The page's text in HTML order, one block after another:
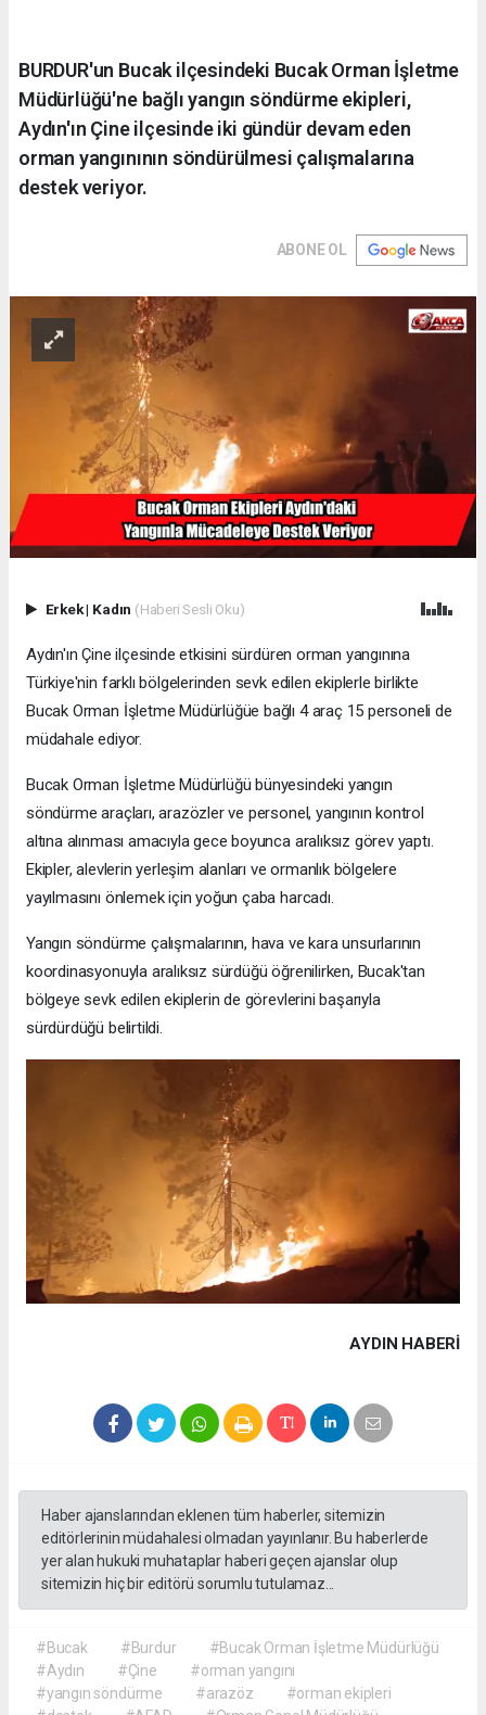
BURDUR'un Bucak ilçesindeki Bucak Orman İşletme
Müdürlüğü'ne bağlı yangın söndürme ekipleri,
Aydın'ın Çine ilçesinde iki gündür devam eden
orman yangınının söndürülmesi çalışmalarına
destek veriyor.
ABONE OL
Erkek| Kadın (Haberi Sesli Oku)
Aydın'ın Çine ilçesinde etkisini sürdüren orman yangınına
Türkiye'nin farklı bölgelerinden sevk edilen ekiplerle birlikte
Bucak Orman İşletme Müdürlüğüe bağlı 4 araç 15 personeli de
müdahale ediyor.
Bucak Orman İşletme Müdürlüğü bünyesindeki yangın
söndürme araçları, arazözler ve personel, yangının kontrol
altına alınması amacıyla gece boyunca aralıksız görev yaptı.
Ekipler, alevlerin yerleşim alanları ve ormanlık bölgelere
yayılmasını önlemek için yoğun çaba harcadı.
Yangın söndürme çalışmalarının, hava ve kara unsurlarının
koordinasyonuyla aralıksız sürdüğü öğrenilirken, Bucak'tan
bölgeye sevk edilen ekiplerin de görevlerini başarıyla
sürdürdüğü belirtildi.
AYDIN HABERİ
Haber ajanslarından eklenen tüm haberler, sitemizin
editörlerinin müdahalesi olmadan yayınlanır. Bu haberlerde
yer alan hukuki muhataplar haberi geçen ajanslar olup
sitemizin hiç bir editörü sorumlu tutulamaz...
#Bucak #Burdur
#Bucak Orman İşletme Müdürlüğü
#Aydın
#Çine
#orman yangını
#yangın söndürme
#arazöz
#orman ekipleri